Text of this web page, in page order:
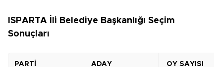
ISPARTA İli Belediye Başkanlığı Seçim
Sonuçları
PARTİ ADAY OY SAYISI